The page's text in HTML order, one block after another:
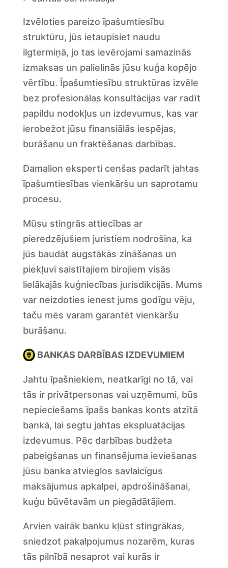
Izvēloties pareizo īpašumtiesību
struktūru, jūs ietaupīsiet naudu
ilgtermiņā, jo tas ievērojami samazinās
izmaksas un palielinās jūsu kuģa kopējo
vērtību. Īpašumtiesību struktūras izvēle
bez profesionālas konsultācijas var radīt
papildu nodokļus un izdevumus, kas var
ierobežot jūsu finansiālās iespējas,
burāšanu un fraktēšanas darbības.
Damalion eksperti cenšas padarīt jahtas
īpašumtiesības vienkāršu un saprotamu
procesu.
Mūsu stingrās attiecības ar
pieredzējušiem juristiem nodrošina, ka
jūs baudāt augstākās zināšanas un
piekļuvi saistītajiem birojiem visās
lielākajās kuģniecības jurisdikcijās. Mums
var neizdoties ienest jums godīgu vēju,
taču mēs varam garantēt vienkāršu
burāšanu.
BANKAS DARBĪBAS IZDEVUMIEM
Jahtu īpašniekiem, neatkarīgi no tā, vai
tās ir privātpersonas vai uzņēmumi, būs
nepieciešams īpašs bankas konts atzītā
bankā, lai segtu jahtas ekspluatācijas
izdevumus. Pēc darbības budžeta
pabeigšanas un finansējuma ieviešanas
jūsu banka atvieglos savlaicīgus
maksājumus apkalpei, apdrošināšanai,
kuģu būvētavām un piegādātājiem.
Arvien vairāk banku kļūst stingrākas,
sniedzot pakalpojumus nozarēm, kuras
tās pilnībā nesaprot vai kurās ir